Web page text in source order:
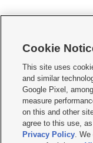
   
Mobile Apps| Newsletter|
Terms of use Privacy
Do Not Sell or Share My
KSL FM Radio FCC Public
Closed Captioning
Cookie
This site uses
and similar
Google Pixel,
measure
on this and other
agree to this use,
Privacy Policy. We